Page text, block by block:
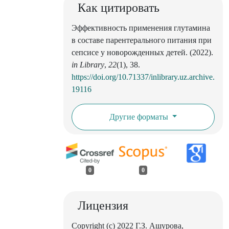
Как цитировать
Эффективность применения глутамина
в составе парентерального питания при
сепсисе у новорожденных детей. (2022).
in Library, 22(1), 38.
https://doi.org/10.71337/inlibrary.uz.archive.
19116
Другие форматы
0 0
Лицензия
Copyright (c) 2022 Г.З. Ашурова,